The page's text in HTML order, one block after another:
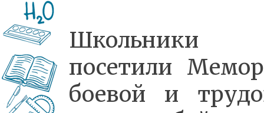
Школьники
посетили
боевой и